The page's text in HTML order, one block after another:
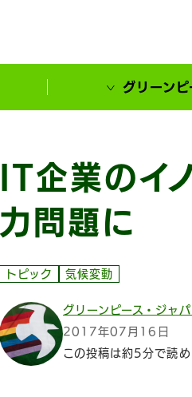
グリーン
IT企業のイ
力問題に
トピック 気候変動
グリーンピース・ジャパ
2017年07月16日
この投稿は約5分で読め